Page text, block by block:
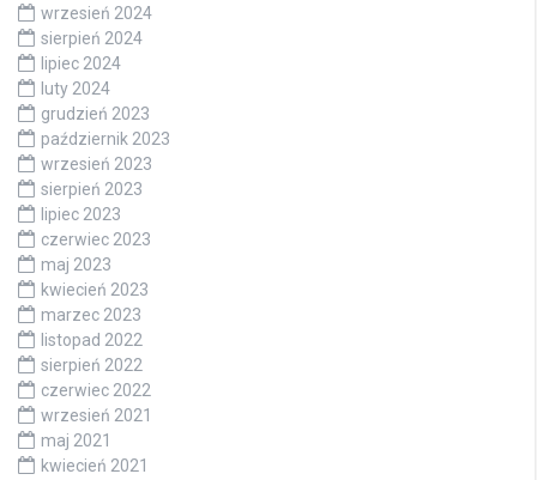
wrzesień 2024
sierpień 2024
lipiec 2024
luty 2024
grudzień 2023
październik 2023
wrzesień 2023
sierpień 2023
lipiec 2023
czerwiec 2023
maj 2023
kwiecień 2023
marzec 2023
listopad 2022
sierpień 2022
czerwiec 2022
wrzesień 2021
maj 2021
kwiecień 2021